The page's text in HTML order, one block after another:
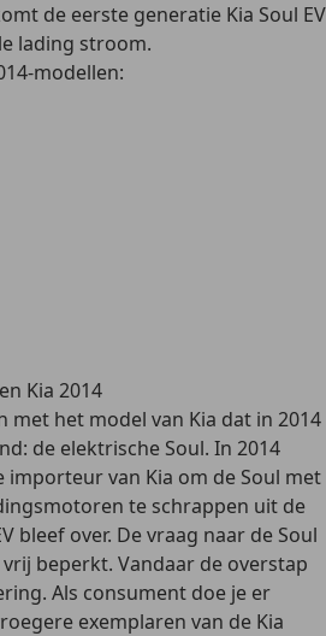
de eerste generatie Kia Soul EV
lading stroom.
modellen:
Kia 2014
met het model van Kia dat in 2014
de elektrische Soul. In 2014
importeur van Kia om de Soul met
te schrappen uit de
bleef over. De vraag naar de Soul
beperkt. Vandaar de overstap
Als consument doe je er
exemplaren van de Kia